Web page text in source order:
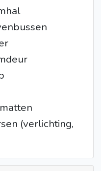
(verlichting,